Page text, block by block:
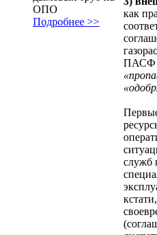
ОПО
Подробнее >>
как
ПАСФ
служб